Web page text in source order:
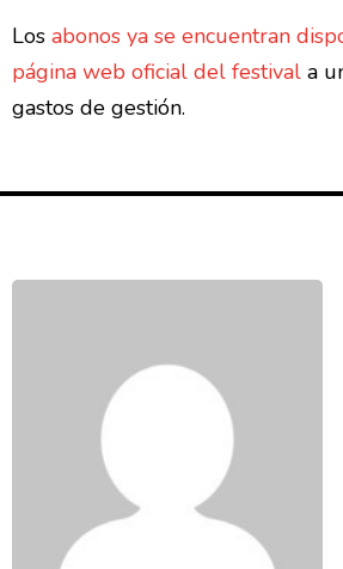
Los abonos ya se encuentran
página web oficial del festival a
gastos de gestión.